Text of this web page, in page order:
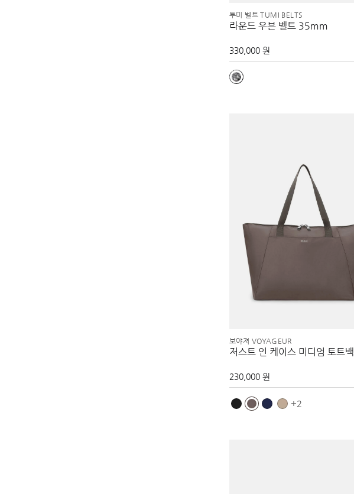
투미 벨트 TUMI BELTS
라운드 우븐 벨트 35mm
330,000 원
보야져 VOYAGEUR
저스트 인 케이스 미디엄 토트백
230,000 원
2